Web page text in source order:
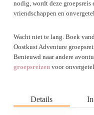
nodig, wordt deze
vriendschappen en
Wacht niet te lang. Boek
Oostkust Adventure
Benieuwd naar andere
groepsreizenvoor
Details